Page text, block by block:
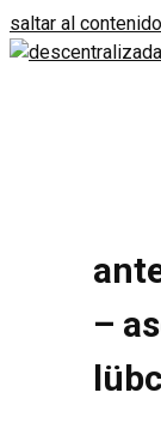
saltar al contenido
–